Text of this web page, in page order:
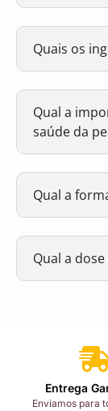
Quais os
Qual a
saúde da
Qual a
Qual a
Entrega
Enviamos para